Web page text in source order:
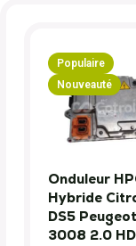
Populaire
Nouveauté
Onduleur
Hybride
DS5
3008 2.0